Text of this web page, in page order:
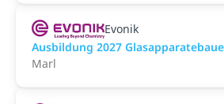
Evonik
Ausbildung 2027
Marl